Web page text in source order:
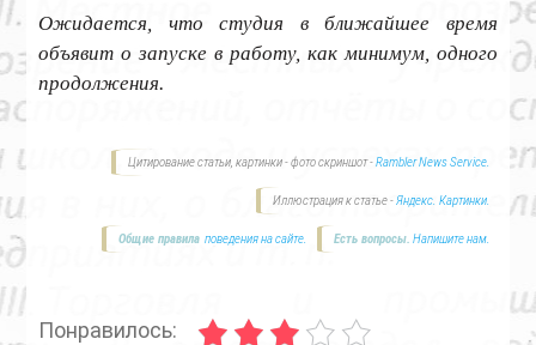
Ожидается, что студия в ближайшее время
объявит о запуске в работу, как минимум, одного
продолжения.
Цитирование статьи, картинки - фото скриншот -Rambler News Service.
Иллюстрация к статье -Яндекс. Картинки.
Есть вопросы. Напишите нам.
Общие правила поведения на сайте.
Понравилось: